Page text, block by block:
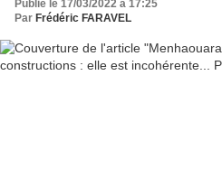
Publié le 17/03/2022 à 17:25
Par Frédéric FARAVEL